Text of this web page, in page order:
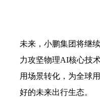
未来，小鹏集团将继
力攻坚物理AI核心技
用场景转化，为全球
好的未来出行生态。